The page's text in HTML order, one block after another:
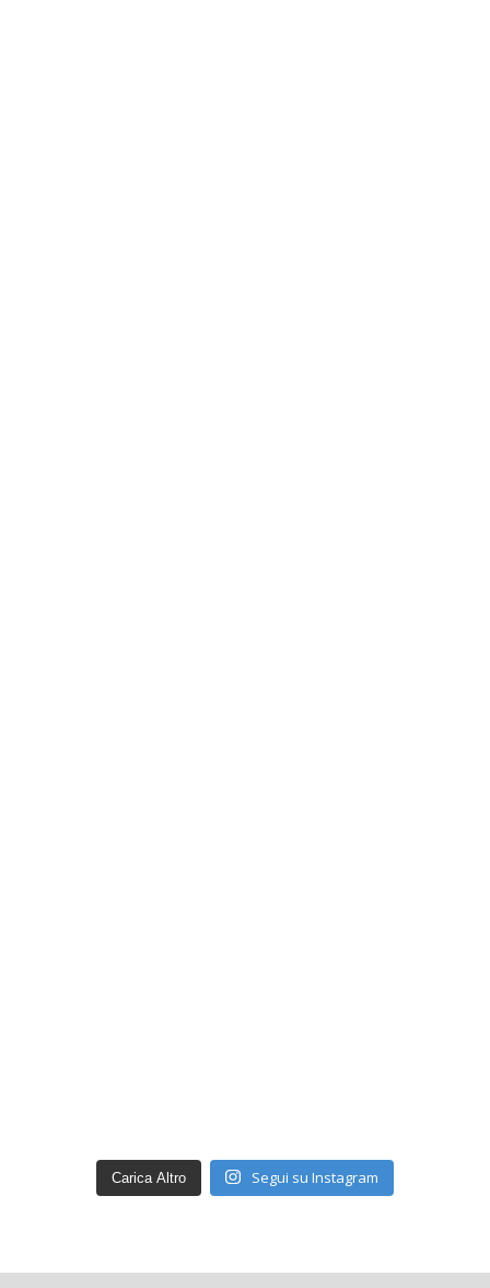
Carica Altro Segui su Instagram